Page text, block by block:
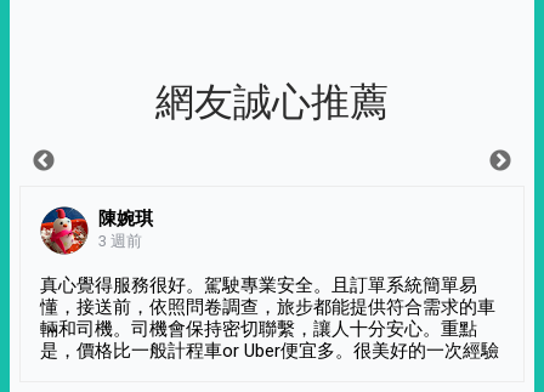
網友誠心推薦
陳婉琪
3 週前
真心覺得服務很好。駕駛專業安全。且訂單系統簡單易
懂，接送前，依照問卷調查，旅步都能提供符合需求的車
輛和司機。司機會保持密切聯繫，讓人十分安心。重點
是，價格比一般計程車or Uber便宜多。很美好的一次經驗